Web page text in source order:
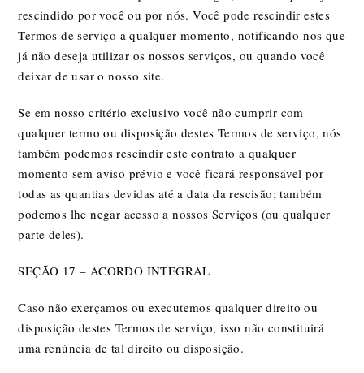
rescindido por você ou por nós. Você pode rescindir estes
Termos de serviço a qualquer momento, notificando-nos que
já não deseja utilizar os nossos serviços, ou quando você
deixar de usar o nosso site.
Se em nosso critério exclusivo você não cumprir com
qualquer termo ou disposição destes Termos de serviço, nós
também podemos rescindir este contrato a qualquer
momento sem aviso prévio e você ficará responsável por
todas as quantias devidas até a data da rescisão; também
podemos lhe negar acesso a nossos Serviços (ou qualquer
parte deles).
SEÇÃO 17 – ACORDO INTEGRAL
Caso não exerçamos ou executemos qualquer direito ou
disposição destes Termos de serviço, isso não constituirá
uma renúncia de tal direito ou disposição.